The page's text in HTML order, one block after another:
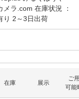
メラ.com 在庫状況 ：
り 2～3日出荷
在庫 展示
ご
可能